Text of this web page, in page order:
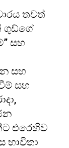
තවත්
ගුඩ්ගේ
සහ
සහ
සහ
එරෙහිව
භාවිතා